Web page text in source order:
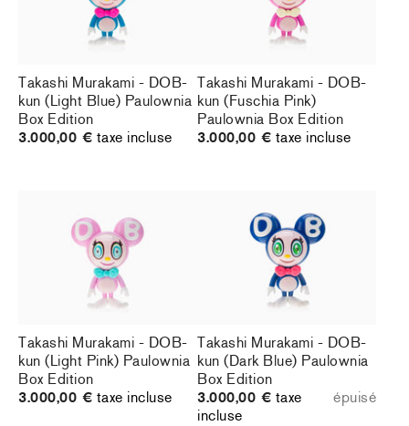
Takashi Murakami - DOB-
kun (Light Blue) Paulownia
Box Edition
3.000,00 € taxe incluse
Takashi Murakami - DOB-
kun (Fuschia Pink)
Paulownia Box Edition
3.000,00 € taxe incluse
Takashi Murakami - DOB-
kun (Light Pink) Paulownia
Box Edition
3.000,00 € taxe incluse
Takashi Murakami - DOB-
kun (Dark Blue) Paulownia
Box Edition
3.000,00 € taxe
incluse
épuisé